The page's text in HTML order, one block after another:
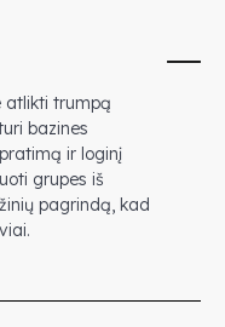
atlikti trumpą
bazines
ir loginį
grupes iš
pagrindą, kad